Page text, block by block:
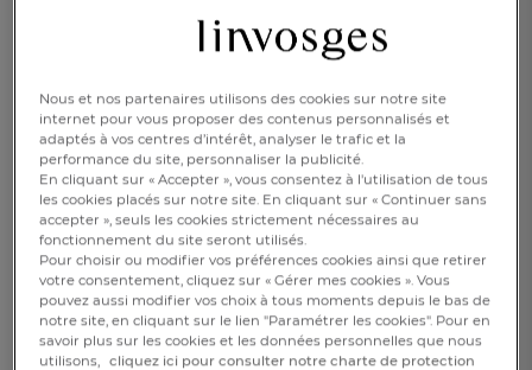
FR DE
AT
BE
CH
XXL
Disponible
69,00 €
1 AJOUTER AU PANIER
Nous et nos partenaires utilisons des cookies sur notre site
internet pour vous proposer des contenus personnalisés et
adaptés à vos centres d’intérêt, analyser le trafic et la
performance du site, personnaliser la publicité.
En cliquant sur « Accepter », vous consentez à l'utilisation de tous
les cookies placés sur notre site. En cliquant sur « Continuer sans
accepter », seuls les cookies strictement nécessaires au
fonctionnement du site seront utilisés.
Pour choisir ou modifier vos préférences cookies ainsi que retirer
votre consentement, cliquez sur « Gérer mes cookies ». Vous
pouvez aussi modifier vos choix à tous moments depuis le bas de
notre site, en cliquant sur le lien "Paramétrer les cookies". Pour en
savoir plus sur les cookies et les données personnelles que nous
utilisons, cliquez ici pour consulter notre charte de protection